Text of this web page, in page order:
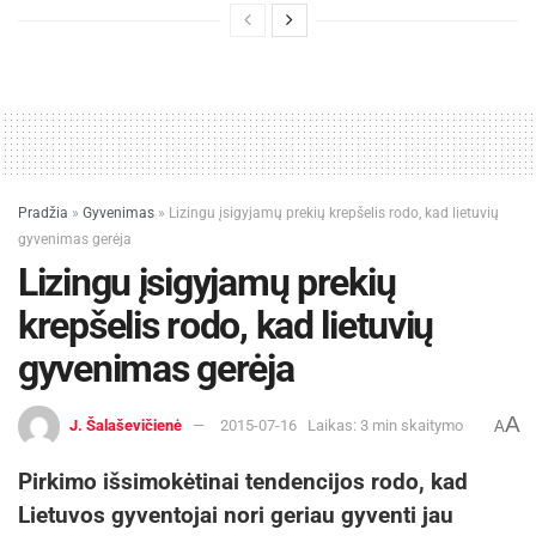
Pradžia » Gyvenimas » Lizingu įsigyjamų prekių krepšelis rodo, kad lietuvių
gyvenimas gerėja
Lizingu įsigyjamų prekių
krepšelis rodo, kad lietuvių
gyvenimas gerėja
J. Šalaševičienė 2015-07-16 Laikas: 3 min skaitymo AA
Pirkimo išsimokėtinai tendencijos rodo, kad
Lietuvos gyventojai nori geriau gyventi jau